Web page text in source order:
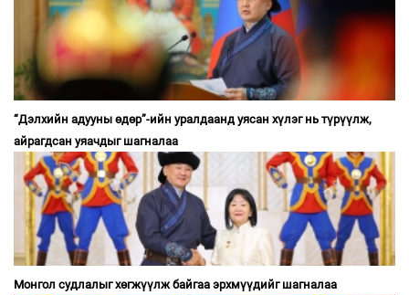
“Дэлхийн адууны өдөр”-ийн уралдаанд уясан хүлэг нь түрүүлж,
айрагдсан уяачдыг шагналаа
Монгол судлалыг хөгжүүлж байгаа эрхмүүдийг шагналаа